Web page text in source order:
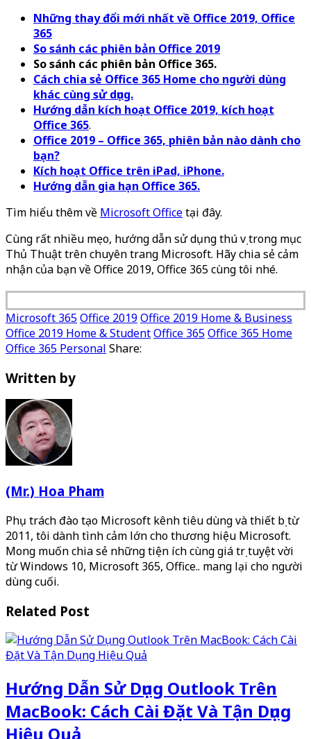
Những thay đổi mới nhất về Office 2019, Office
365
So sánh các phiên bản Office 2019
So sánh các phiên bản Office 365.
Cách chia sẻ Office 365 Home cho người dùng
khác cùng sử dụng.
Hướng dẫn kích hoạt Office 2019, kích hoạt
Office 365.
Office 2019 – Office 365, phiên bản nào dành cho
bạn?
Kích hoạt Office trên iPad, iPhone.
Hướng dẫn gia hạn Office 365.
Tìm hiểu thêm về Microsoft Officetại đây.
Cùng rất nhiều mẹo, hướng dẫn sử dụng thú vị trong mục
Thủ Thuật trên chuyên trang Microsoft. Hãy chia sẻ cảm
nhận của bạn về Office 2019, Office 365 cùng tôi nhé.
Microsoft 365Office 2019Office 2019 Home & Business
Office 2019 Home & StudentOffice 365Office 365 Home
Office 365 Personal Share:
Written by
(Mr.) Hoa Pham
Phụ trách đào tạo Microsoft kênh tiêu dùng và thiết bị từ
2011, tôi dành tình cảm lớn cho thương hiệu Microsoft.
Mong muốn chia sẻ những tiện ích cùng giá trị tuyệt vời
từ Windows 10, Microsoft 365, Office.. mang lại cho người
dùng cuối.
Related Post
Hướng Dẫn Sử Dụng Outlook Trên
MacBook: Cách Cài Đặt Và Tận Dụng
Hiệu Quả